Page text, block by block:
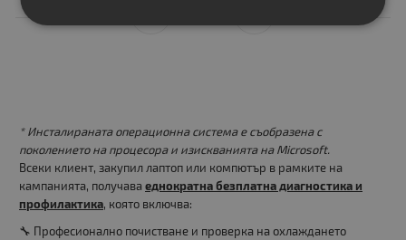
* Инсталираната операционна система е съобразена с
поколението на процесора и изискванията на Microsoft.
Всеки клиент, закупил лаптоп или компютър в рамките на
кампанията, получава еднократна безплатна диагностика и
профилактика, която включва:
🔧 Професионално почистване и проверка на охлаждането